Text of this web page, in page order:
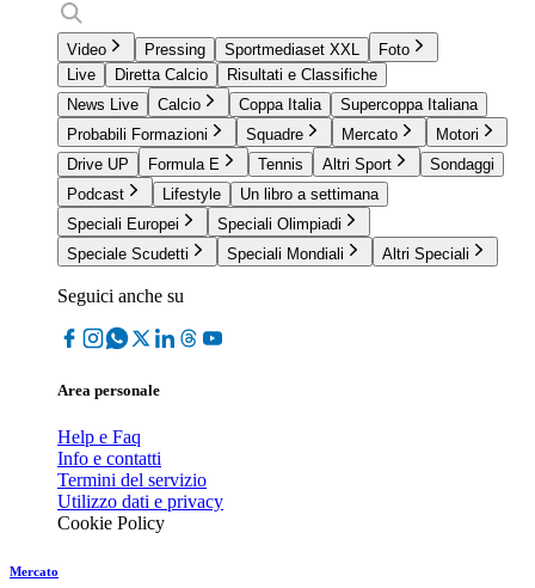
Video Pressing Sportmediaset XXL
Foto
Live
Diretta Calcio
Risultati e Classifiche
News Live
Calcio Coppa Italia
Supercoppa Italiana
Probabili Formazioni
Squadre Mercato
Motori
Drive UP
Formula E Tennis Altri Sport
Sondaggi
Podcast
Lifestyle
Un libro a settimana
Speciali Europei
Speciali Olimpiadi
Speciale Scudetti
Speciali Mondiali Altri Speciali
Seguici anche su
Area personale
Help e Faq
Info e contatti
Termini del servizio
Utilizzo dati e privacy
Cookie Policy
Mercato